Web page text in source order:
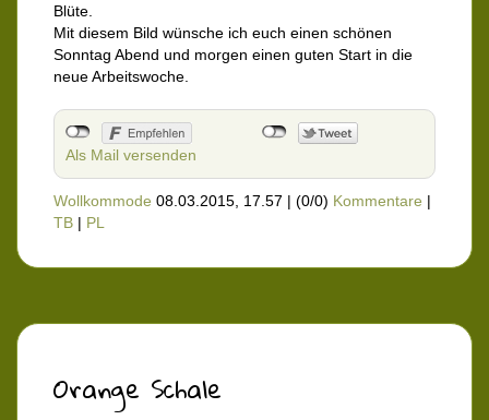
Blüte.
Mit diesem Bild wünsche ich euch einen schönen
Sonntag Abend und morgen einen guten Start in die
neue Arbeitswoche.
Als Mail versenden
Wollkommode 08.03.2015, 17.57 | (0/0) Kommentare |
TB | PL
Orange Schale